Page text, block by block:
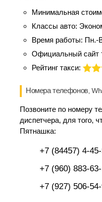
Минимальная
Классы авто:
Время работы: Пн.-
Официальный сайт
Рейтинг такси:
Номера телефонов,
Позвоните по номеру
диспетчера, для того,
Пятнашка:
+7 (84457) 4-
+7 (960) 883-
+7 (927) 506-